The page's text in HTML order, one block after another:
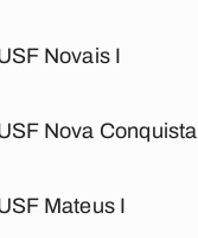
Novais I
Nova Conquista
Mateus I